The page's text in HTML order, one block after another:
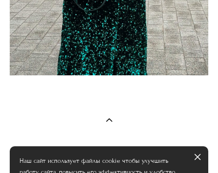
Наш сайт использует файлы cookie чтобы улучшить